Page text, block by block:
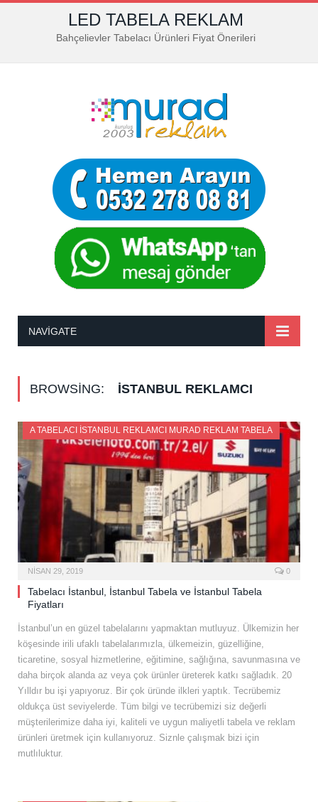
LED TABELA REKLAM
Bahçelievler Tabelacı Ürünleri Fiyat Önerileri
NAVIGATE
BROWSING: ISTANBUL REKLAMCI
A TABELACI İSTANBUL REKLAMCI MURAD REKLAM TABELA
NISAN 29, 2019 0
Tabelacı İstanbul, İstanbul Tabela ve İstanbul Tabela
Fiyatları
İstanbul’un en güzel tabelalarını yapmaktan mutluyuz. Ülkemizin her
köşesinde irili ufaklı tabelalarımızla, ülkemeizin, güzelliğine,
ticaretine, sosyal hizmetlerine, eğitimine, sağlığına, savunmasına ve
daha birçok alanda az veya çok ürünler üreterek katkı sağladık. 20
Yılldır bu işi yapıyoruz. Bir çok üründe ilkleri yaptık. Tecrübemiz
oldukça üst seviyelerde. Tüm bilgi ve tecrübemizi siz değerli
müşterilerimize daha iyi, kaliteli ve uygun maliyetli tabela ve reklam
ürünleri üretmek için kullanıyoruz. Siznle çalışmak bizi için
mutlıluktur.